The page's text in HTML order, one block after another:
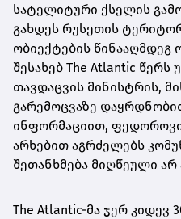
სატელიტური ქსელის
გახდეს რუსეთის
ობიექტების წინააღმდეგ
შესახებ The Atlantic
თავდაცვის მინისტრის,
გარემოცვაზე
ინფორმაციით,
არხებით აგრძელებს
შეთანხმება მიღწეული არ
The Atlantic-მა ჯერ კიდევ